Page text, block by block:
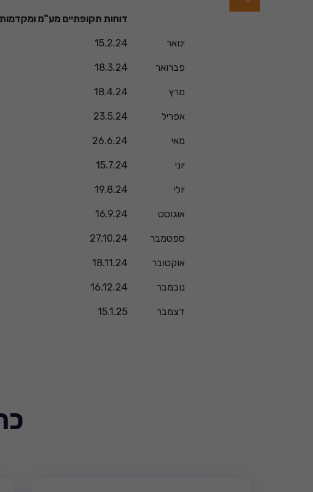
דוחות תקופתיים מע"מ
ינואר 15.2.24
פברואר 18.3.24
מרץ 18.4.24
אפריל 23.5.24
מאי 26.6.24
יוני 15.7.24
יולי 19.8.24
אוגוסט 16.9.24
ספטמבר 27.10.24
אוקטובר 18.11.24
נובמבר 16.12.24
דצמבר 15.1.25